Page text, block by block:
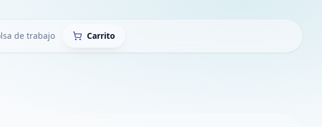
de trabajo Carrito